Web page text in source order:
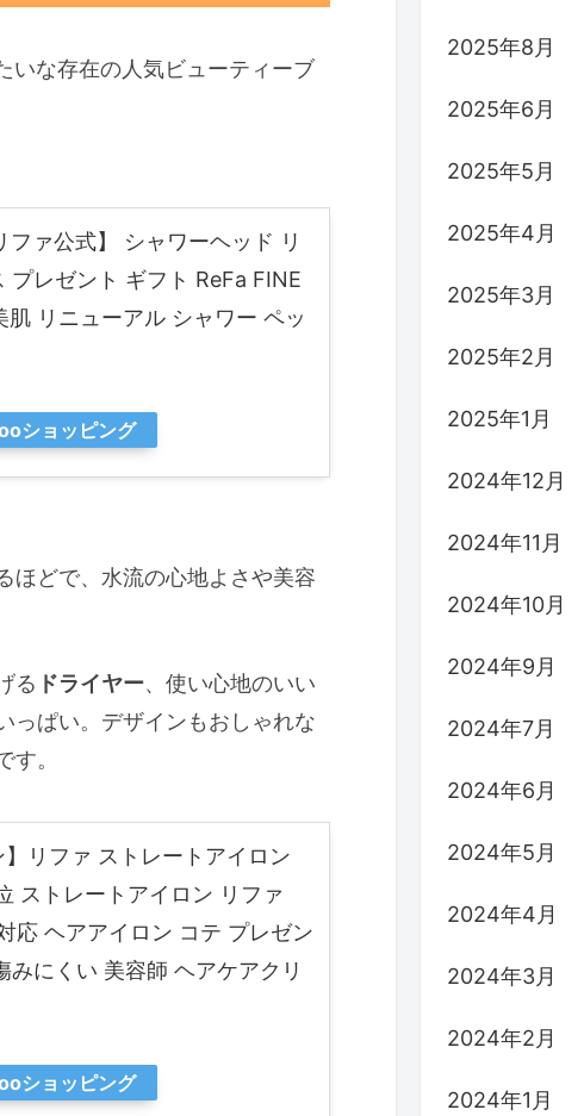
いな存在の人気ビューティーブ
ファ公式】 シャワーヘッド リ
プレゼント ギフト ReFa FINE
リニューアル シャワー ペッ
ショッピング
ほどで、水流の心地よさや美容
る ドライヤー、使い心地のいい
っぱい。デザインもおしゃれな
。
】リファ ストレートアイロン
ストレートアイロン リファ
応 ヘアアイロン コテ プレゼン
みにくい 美容師 ヘアケアクリ
ショッピング
2025年8月
2025年6月
2025年5月
2025年4月
2025年3月
2025年2月
2025年1月
2024年12月
2024年11月
2024年10月
2024年9月
2024年7月
2024年6月
2024年5月
2024年4月
2024年3月
2024年2月
2024年1月